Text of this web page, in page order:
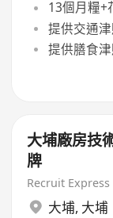
13個月糧+
提供交通
提供膳食
大埔廠房技
牌
Recruit
大埔, 大埔